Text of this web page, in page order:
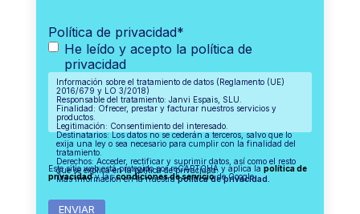
Política de privacidad*
He leído y acepto la política de
privacidad
Información sobre el tratamiento de datos (Reglamento (UE)
2016/679 y LO 3/2018)
Responsable del tratamiento: Janvi Espais, SLU.
Finalidad: Ofrecer, prestar y facturar nuestros servicios y
productos.
Legitimación: Consentimiento del interesado.
Destinatarios: Los datos no se cederán a terceros, salvo que lo
exija una ley o sea necesario para cumplir con la finalidad del
tratamiento.
Derechos: Acceder, rectificar y suprimir datos, así como el resto
que se explica en la política de privacidad.
Más información en la nuestrapolítica de privacidad.
Este sitio web está protegido por reCAPTCHA y aplica la política de
privacidady lascondiciones de serviciode Google.